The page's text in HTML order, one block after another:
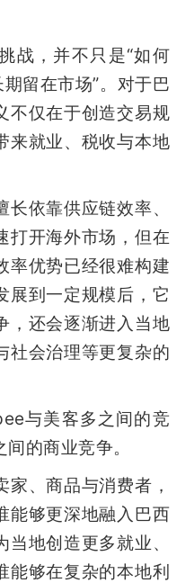
战，并不只是“如何
留在市场”。对于巴
不仅在于创造交易规
来就业、税收与本地
依靠供应链效率、
打开海外市场，但在
率优势已经很难构建
展到一定规模后，它
，还会逐渐进入当地
社会治理等更复杂的
与美客多之间的竞
的商业竞争。
、商品与消费者，
能够更深地融入巴西
地创造更多就业、
能够在复杂的本地利